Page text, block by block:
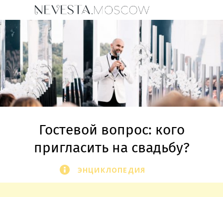
Гостевой вопрос: кого
пригласить на свадьбу?
ЭНЦИКЛОПЕДИЯ